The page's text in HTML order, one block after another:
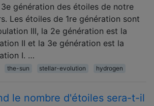
génération des étoiles de notre
Les étoiles de 1re génération sont
III, la 2e génération est la
II et la 3e génération est la
I. …
the-sun stellar-evolution hydrogen
le nombre d'étoiles sera-t-il